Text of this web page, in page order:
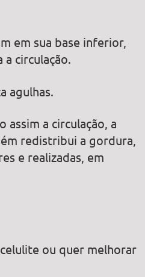
em sua base inferior,
a circulação.
agulhas.
a circulação, a
redistribui a gordura,
e realizadas, em
ou quer melhorar